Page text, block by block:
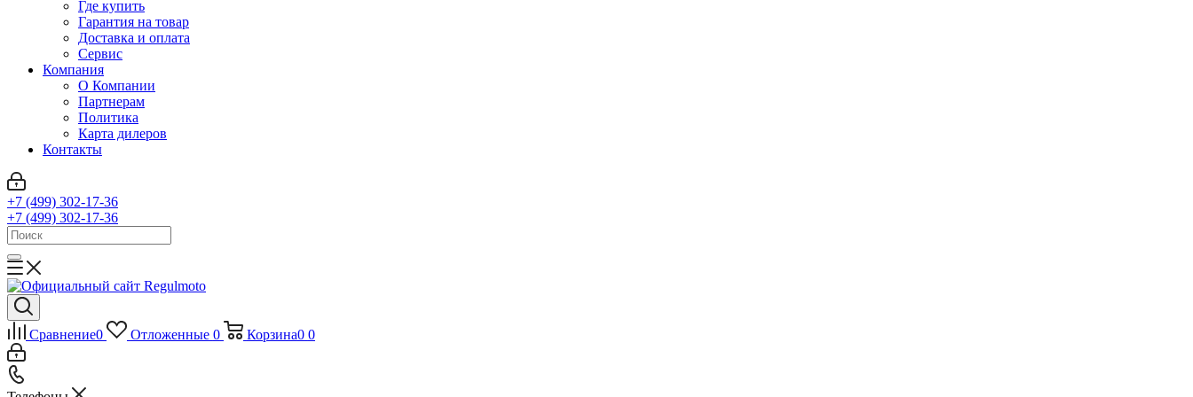
Где купить
Гарантия на товар
Доставка и оплата
Сервис
Компания
О Компании
Партнерам
Политика
Карта дилеров
Контакты
+7 (499) 302-17-36
+7 (499) 302-17-36
Сравнение0 Отложенные 0 Корзина0 0